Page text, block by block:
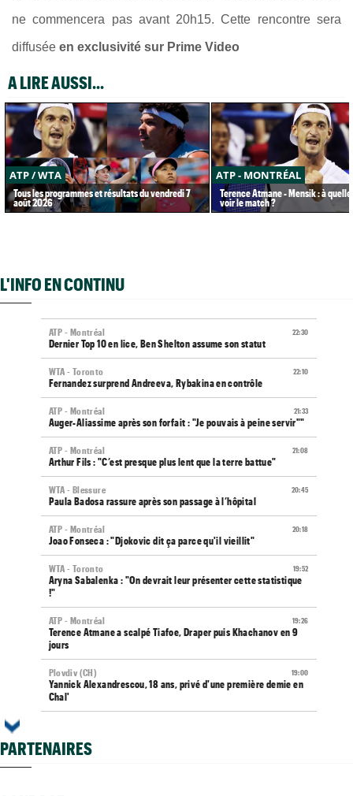
ne commencera pas avant 20h15. Cette rencontre sera
diffusée en exclusivité sur Prime Video
A LIRE AUSSI...
ATP / WTA
Tous les programmes et résultats du vendredi 7
août 2026
ATP - MONTRÉAL
Terence Atmane - Mensik : à
voir le match ?
L'INFO EN CONTINU
22:30
ATP - Montréal
Dernier Top 10 en lice, Ben Shelton assume son statut
22:10
WTA - Toronto
Fernandez surprend Andreeva, Rybakina en contrôle
21:33
ATP - Montréal
Auger-Aliassime après son forfait : "Je pouvais à peine servir""
21:08
ATP - Montréal
Arthur Fils : "C’est presque plus lent que la terre battue"
20:45
WTA - Blessure
Paula Badosa rassure après son passage à l’hôpital
20:18
ATP - Montréal
Joao Fonseca : "Djokovic dit ça parce qu'il vieillit"
19:52
WTA - Toronto
Aryna Sabalenka : "On devrait leur présenter cette statistique
!"
19:26
ATP - Montréal
Terence Atmane a scalpé Tiafoe, Draper puis Khachanov en 9
jours
19:00
Plovdiv (CH)
Yannick Alexandrescou, 18 ans, privé d'une première demie en
Chal'
PARTENAIRES